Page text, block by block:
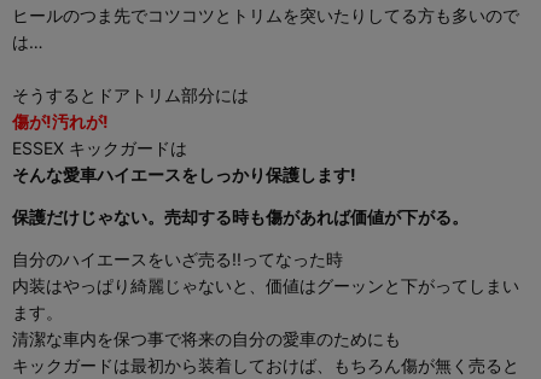
ヒールのつま先でコツコツとトリムを突いたりしてる方も多いので
は…
そうするとドアトリム部分には
傷が!汚れが!
ESSEX キックガードは
そんな愛車ハイエースをしっかり保護します!
保護だけじゃない。売却する時も傷があれば価値が下がる。
自分のハイエースをいざ売る!!ってなった時
内装はやっぱり綺麗じゃないと、価値はグーッンと下がってしまい
ます。
清潔な車内を保つ事で将来の自分の愛車のためにも
キックガードは最初から装着しておけば、もちろん傷が無く売ると